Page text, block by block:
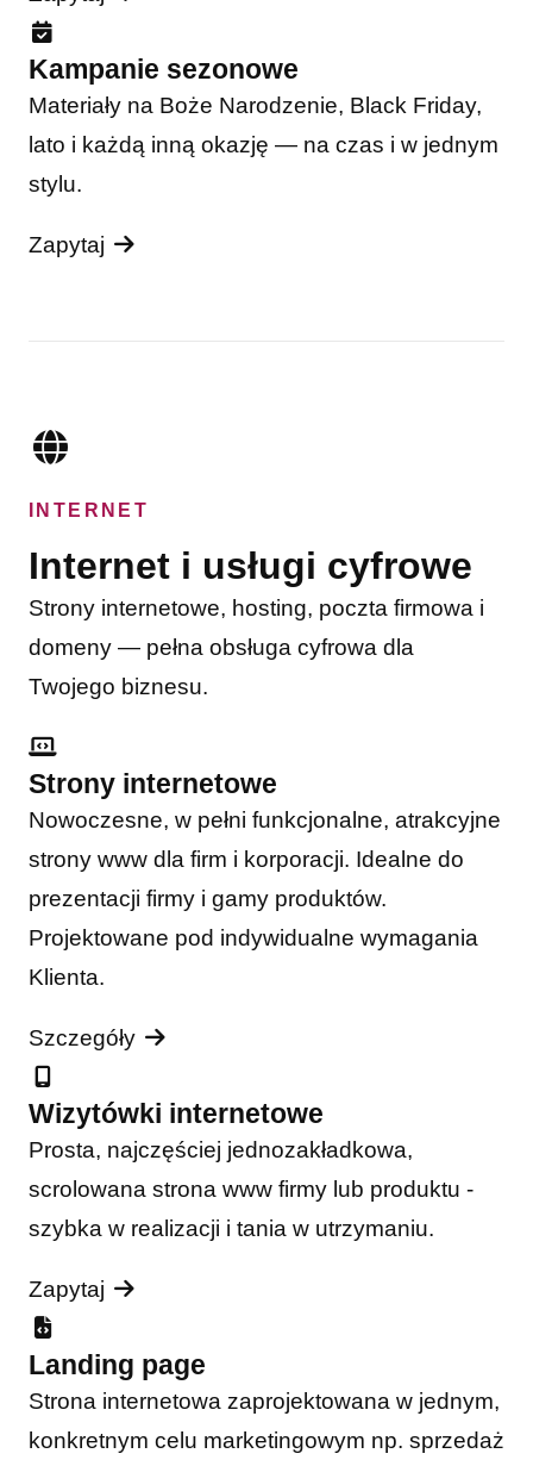
Kampanie sezonowe
Materiały na Boże Narodzenie, Black Friday,
lato i każdą inną okazję — na czas i w jednym
stylu.
Zapytaj
INTERNET
Internet i usługi cyfrowe
Strony internetowe, hosting, poczta firmowa i
domeny — pełna obsługa cyfrowa dla
Twojego biznesu.
Strony internetowe
Nowoczesne, w pełni funkcjonalne, atrakcyjne
strony www dla firm i korporacji. Idealne do
prezentacji firmy i gamy produktów.
Projektowane pod indywidualne wymagania
Klienta.
Szczegóły
Wizytówki internetowe
Prosta, najczęściej jednozakładkowa,
scrolowana strona www firmy lub produktu -
szybka w realizacji i tania w utrzymaniu.
Zapytaj
Landing page
Strona internetowa zaprojektowana w jednym,
konkretnym celu marketingowym np. sprzedaż